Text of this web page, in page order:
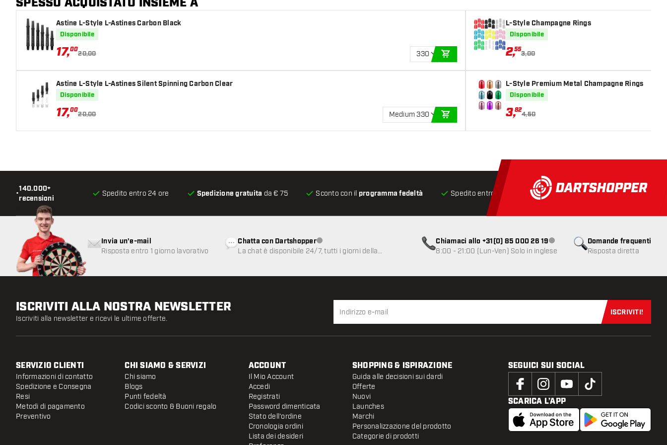
Astine L-Style L-Astines Carbon Black
Disponibile
17,00
20,00 330
AGGIUNGI AL CARRELLO
Astine L-Style L-Astines Silent Spinning Carbon Clear
Disponibile
17,00
20,00 Medium 330
AGGIUNGI AL CARRELLO
L-Style Champagne Rings
Disponibile
2,55
3,00
L-Style Premium Metal Champagne Rings
Disponibile
3,82
4,50
•
140.000+
recensioni
Spedito entro 24 ore Spedizione gratuita da € 75 Sconto con il programma fedeltà Spedito entro 24 ore Spedizione gratuitada € 75
Domande frequenti
Risposta diretta
Invia un'e-mail
Risposta entro 1 giorno lavorativo
Chatta con DartshopperServizio clienti non disponibile
La chat è disponibile 24/7, tutti i giorni della
Chiamaci allo +31(0) 85 000 26 19Servizio clienti non disponibile
8:00 - 21:00 (Lun-Ven) Solo in inglese
ISCRIVITI ALLA NOSTRA NEWSLETTER
Iscriviti alla newsletter e ricevi le ultime offerte.
Iscriviti
ISCRIVITI!
SERVIZIO CLIENTI
Informazioni di contatto
Spedizione e Consegna
Resi
Metodi di pagamento
Preventivo
CHI SIAMO & SERVIZI
Chi siamo
Blogs
Punti fedeltà
Codici sconto & Buoni regalo
ACCOUNT
Il Mio Account
Accedi
Registrati
Password dimenticata
Stato dell'ordine
Cronologia ordini
Lista dei desideri
SHOPPING & ISPIRAZIONE
Guida alle decisioni sui dardi
Offerte
Nuovi
Launches
Marchi
Personalizzazione del prodotto
Categorie di prodotti
SEGUICI SUI SOCIAL
SCARICA L’APP